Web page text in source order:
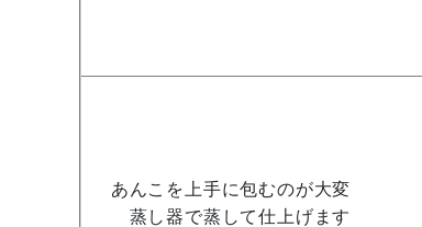
あんこを上手に包むのが大変
蒸し器で蒸して仕上げます